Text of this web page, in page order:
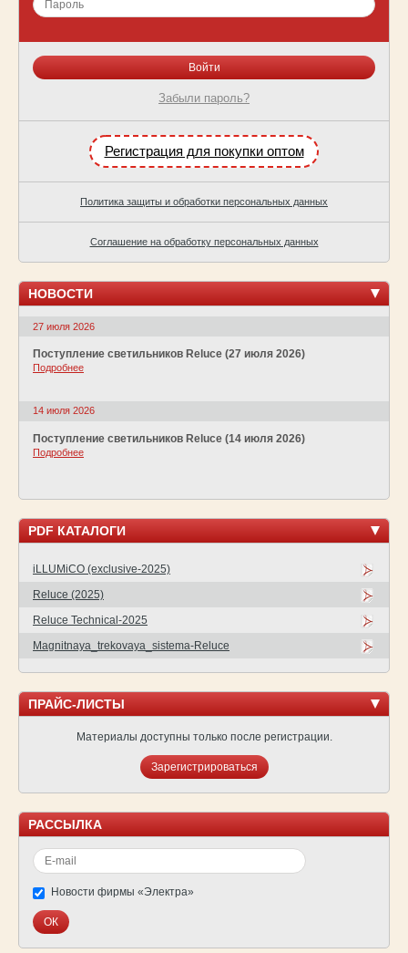
Забыли пароль?
Регистрация для покупки оптом
Политика защиты и обработки персональных данных
Соглашение на обработку персональных данных
НОВОСТИ
27 июля 2026
Поступление светильников Reluce (27 июля 2026)
Подробнее
14 июля 2026
Поступление светильников Reluce (14 июля 2026)
Подробнее
PDF КАТАЛОГИ
iLLUMiCO (exclusive-2025)
Reluce (2025)
Reluce Technical-2025
Magnitnaya_trekovaya_sistema-Reluce
ПРАЙС-ЛИСТЫ
Материалы доступны только после регистрации.
Зарегистрироваться
РАССЫЛКА
Новости фирмы «Электра»